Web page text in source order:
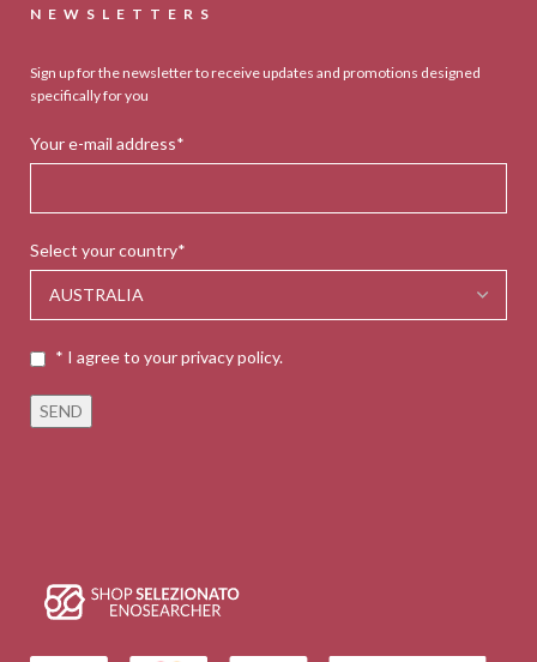
NEWSLETTERS
Sign up for the newsletter to receive updates and promotions designed
specifically for you
Your e-mail address*
Select your country*
* I agree to your privacy policy.